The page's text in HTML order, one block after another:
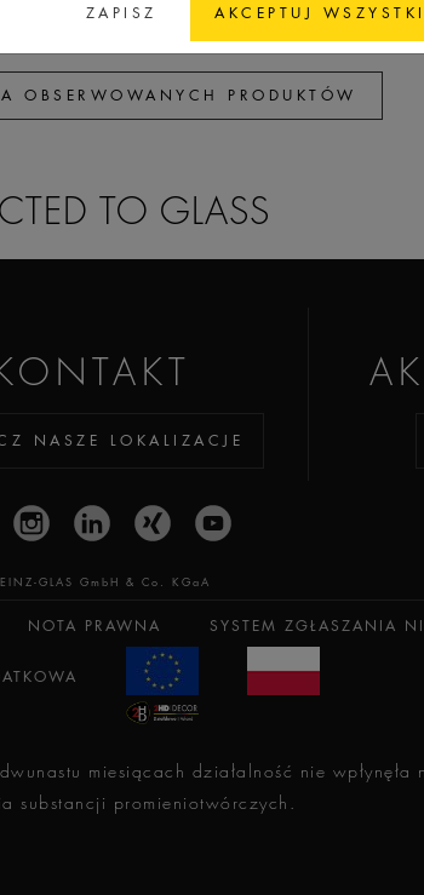
OBSERWOWANYCH PRODUKTÓW
TO GLASS
NASZE LOKALIZACJE
GLAS GmbH & Co. KGaA
NOTA PRAWNA SYSTEM ZGŁASZANIA
miesiącach działalność nie
substancji promieniotwórczych.
ZAPISZ AKCEPTUJ